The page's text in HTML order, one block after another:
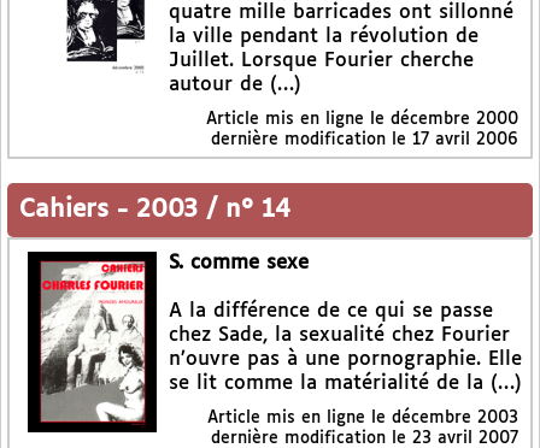
quatre mille barricades ont sillonné
la ville pendant la révolution de
Juillet. Lorsque Fourier cherche
autour de (…)
Article mis en ligne le décembre 2000
dernière modification le 17 avril 2006
Cahiers - 2003 / n° 14
S. comme sexe
A la différence de ce qui se passe
chez Sade, la sexualité chez Fourier
n’ouvre pas à une pornographie. Elle
se lit comme la matérialité de la (…)
Article mis en ligne le décembre 2003
dernière modification le 23 avril 2007